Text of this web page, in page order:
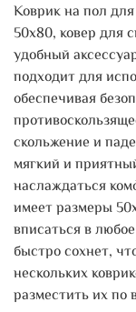
Коврик на пол
50х80, ковер для
удобный
подходит для
обеспечивая
скольжение и
мягкий и
наслаждаться
имеет размеры
вписаться в
быстро сохнет,
нескольких
разместить их по